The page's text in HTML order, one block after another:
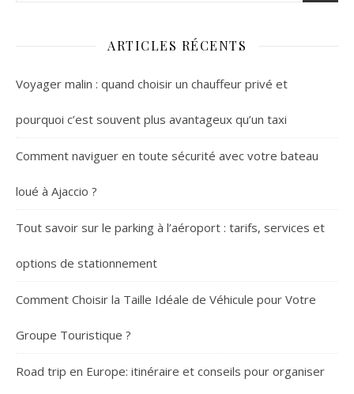
ARTICLES RÉCENTS
Voyager malin : quand choisir un chauffeur privé et
pourquoi c’est souvent plus avantageux qu’un taxi
Comment naviguer en toute sécurité avec votre bateau
loué à Ajaccio ?
Tout savoir sur le parking à l’aéroport : tarifs, services et
options de stationnement
Comment Choisir la Taille Idéale de Véhicule pour Votre
Groupe Touristique ?
Road trip en Europe: itinéraire et conseils pour organiser